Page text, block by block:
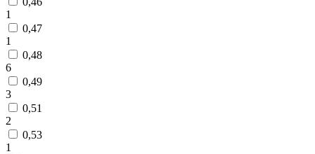
1
0,47
1
0,48
6
0,49
3
0,51
2
0,53
1